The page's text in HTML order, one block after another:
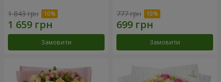
1 843 грн
Замовити
777 грн
Замовити